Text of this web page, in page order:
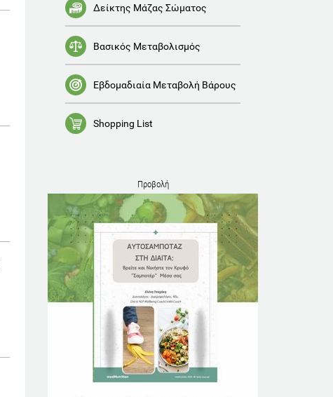
Δείκτης Μάζας Σώματος
Βασικός Μεταβολισμός
Εβδομαδιαία Μεταβολή Βάρους
Shopping List
Προβολή